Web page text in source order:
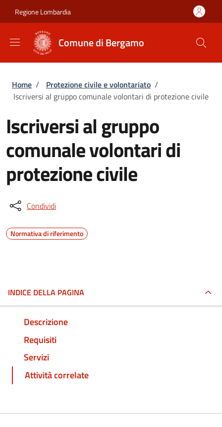
Regione Lombardia
Comune di Bergamo
Briciole di pane
Home / Protezione civile e volontariato /
Iscriversi al gruppo comunale volontari di protezione civile
Iscriversi al gruppo
comunale volontari di
protezione civile
Condividi
Normativa di riferimento
INDICE DELLA PAGINA
Descrizione
Requisiti
Servizi
Attività correlate